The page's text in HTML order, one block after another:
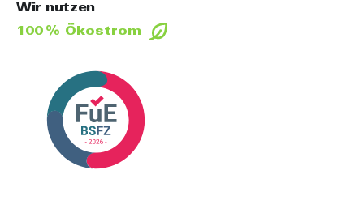
Wir nutzen
100 % Ökostrom